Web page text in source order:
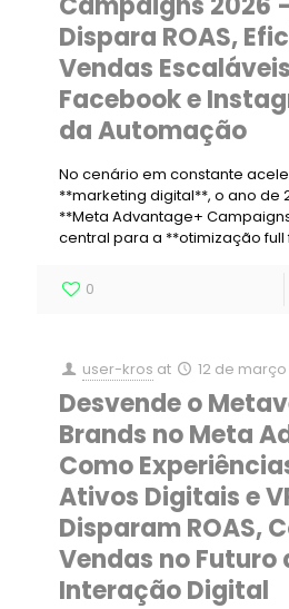
Dispara ROAS,
Vendas
Facebook e
da Automação
No cenário em constante
**marketing digital**, o ano de
**Meta Advantage+
central para a **otimização full
0
user-kros at 12 de
Desvende o
Brands no Meta
Como
Ativos Digitais e
Disparam ROAS,
Vendas no Futuro
Interação Digital